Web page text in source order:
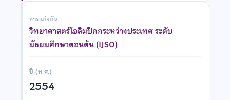
การแข่งขัน
วิทยาศาสตร์โอลิมปิกกระหว่างประเทศ ระดับ
มัธยมศึกษาตอนต้น (IJSO)
ปี (พ.ศ.)
2554